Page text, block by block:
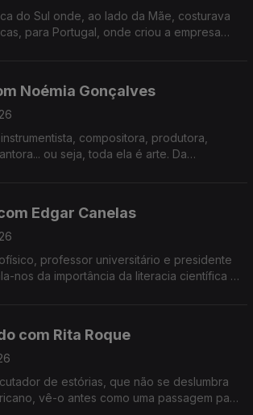
do Sul onde, ao lado da Mãe, costurava
para Portugal, onde criou a empresa
Noémia Gonçalves
compositora, produtora,
ou seja, toda ela é arte. Da
Edgar Canelas
professor universitário e presidente
nos da importância da literacia científica e
com Rita Roque
de estórias, que não se deslumbra
vê-o antes como uma passagem para